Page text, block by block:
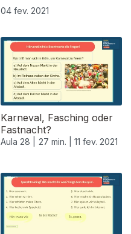
04 fev. 2021
Karneval, Fasching oder
Fastnacht?
Aula 28 | 27 min. | 11 fev. 2021